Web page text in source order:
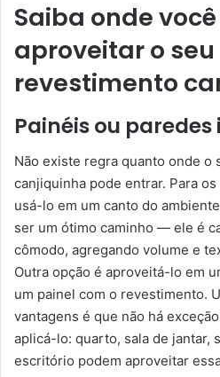
Saiba onde
aproveitar o seu
revestimento
Painéis ou
Não existe regra quanto onde o
canjiquinha pode entrar. Para
usá-lo em um canto do
ser um ótimo caminho — ele é
cômodo, agregando volume e
Outra opção é aproveitá-lo em
um painel com o revestimento.
vantagens é que não há
aplicá-lo: quarto, sala de jantar,
escritório podem aproveitar